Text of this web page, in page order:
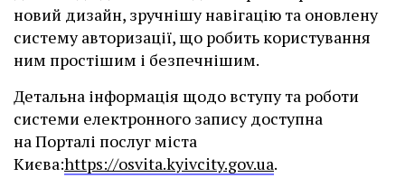
новий дизайн, зручнішу навігацію та оновлену
систему авторизації, що робить користування
ним простішим і безпечнішим.
Детальна інформація щодо вступу та роботи
системи електронного запису доступна
на Порталі послуг міста
Києва:https://osvita.kyivcity.gov.ua.